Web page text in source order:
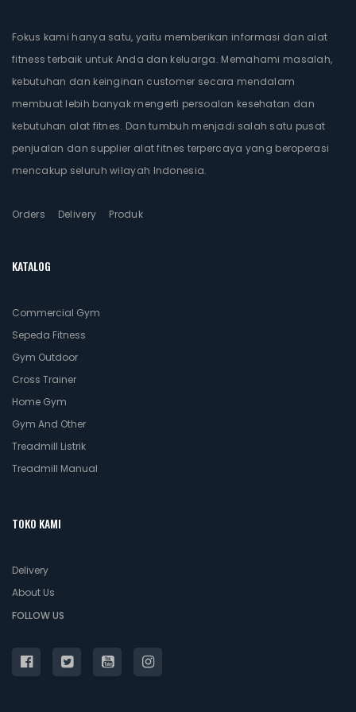
Fokus kami hanya satu, yaitu memberikan informasi dan alat
fitness terbaik untuk Anda dan keluarga. Memahami masalah,
kebutuhan dan keinginan customer secara mendalam
membuat lebih banyak mengerti persoalan kesehatan dan
kebutuhan alat fitnes. Dan tumbuh menjadi salah satu pusat
penjualan dan supplier alat fitnes terpercaya yang beroperasi
mencakup seluruh wilayah Indonesia.
Orders Delivery Produk
KATALOG
Commercial Gym
Sepeda Fitness
Gym Outdoor
Cross Trainer
Home Gym
Gym And Other
Treadmill Listrik
Treadmill Manual
TOKO KAMI
Delivery
About Us
FOLLOW US